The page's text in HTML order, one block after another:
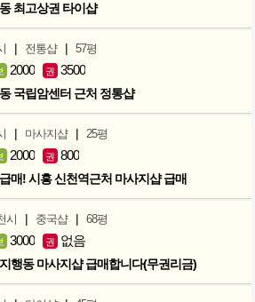
최고상권 타이샵
| 전통샵 | 57평
2000 권 3500
국립암센터 근처 정통샵
| 마사지샵 | 25평
2000 권 800
매! 시흥 신천역근처 마사지샵 급매
시 | 중국샵 | 68평
3000 권 없음
행동 마사지샵 급매합니다(무권리금)